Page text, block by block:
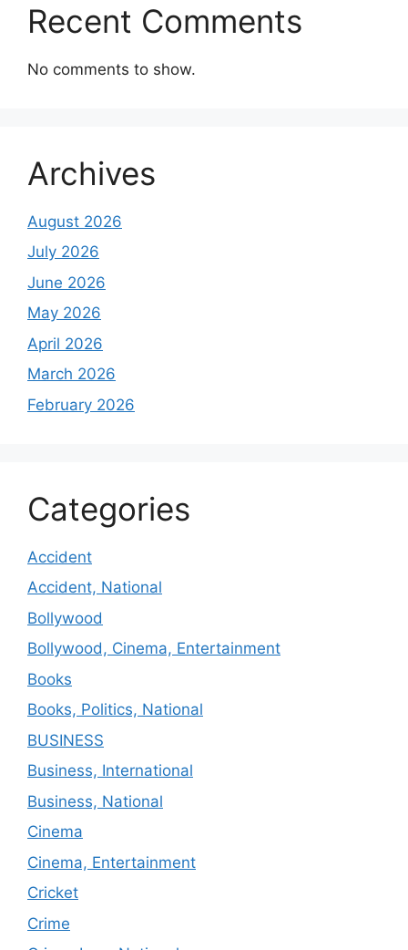
Recent Comments
No comments to show.
Archives
August 2026
July 2026
June 2026
May 2026
April 2026
March 2026
February 2026
Categories
Accident
Accident, National
Bollywood
Bollywood, Cinema, Entertainment
Books
Books, Politics, National
BUSINESS
Business, International
Business, National
Cinema
Cinema, Entertainment
Cricket
Crime